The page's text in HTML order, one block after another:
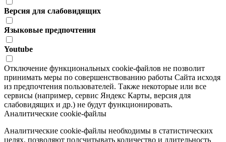
Версия для слабовидящих
Языковые предпочтения
Youtube
Отключение функциональных cookie-файлов не позволит
принимать меры по совершенствованию работы Сайта исходя
из предпочтения пользователей. Также некоторые или все
сервисы (например, сервис Яндекс Карты, версия для
слабовидящих и др.) не будут функционировать.
Аналитические cookie-файлы
Аналитические cookie-файлы необходимы в статистических
целях, позволяют подсчитывать количество и длительность